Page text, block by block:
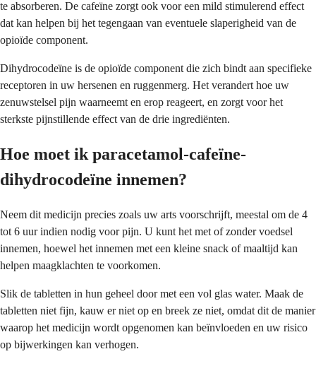
te absorberen. De cafeïne zorgt ook voor een mild stimulerend effect
dat kan helpen bij het tegengaan van eventuele slaperigheid van de
opioïde component.
Dihydrocodeïne is de opioïde component die zich bindt aan specifieke
receptoren in uw hersenen en ruggenmerg. Het verandert hoe uw
zenuwstelsel pijn waarneemt en erop reageert, en zorgt voor het
sterkste pijnstillende effect van de drie ingrediënten.
Hoe moet ik paracetamol-cafeïne-
dihydrocodeïne innemen?
Neem dit medicijn precies zoals uw arts voorschrijft, meestal om de 4
tot 6 uur indien nodig voor pijn. U kunt het met of zonder voedsel
innemen, hoewel het innemen met een kleine snack of maaltijd kan
helpen maagklachten te voorkomen.
Slik de tabletten in hun geheel door met een vol glas water. Maak de
tabletten niet fijn, kauw er niet op en breek ze niet, omdat dit de manier
waarop het medicijn wordt opgenomen kan beïnvloeden en uw risico
op bijwerkingen kan verhogen.